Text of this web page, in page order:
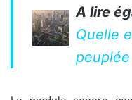
A lire
Quelle